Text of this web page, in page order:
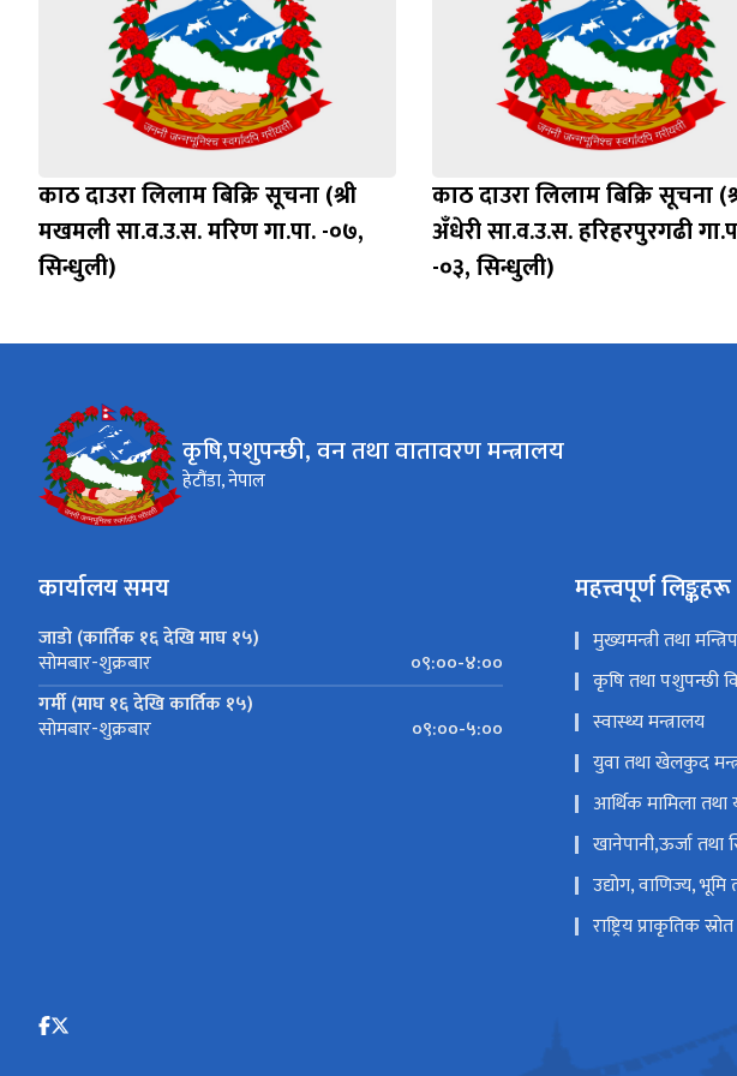
काठ दाउरा लिलाम बिक्रि सूचना (श्री
मखमली सा.व.उ.स. मरिण गा.पा. -०७,
सिन्धुली)
काठ दाउरा लिलाम बिक्रि सूचना
अँधेरी सा.व.उ.स. हरिहरपुरगढी
-०३, सिन्धुली)
कृषि,पशुपन्छी, वन तथा वातावरण मन्त्रालय
हेटौंडा, नेपाल
कार्यालय समय
जाडो (कार्तिक १६ देखि माघ १५)
सोमबार-शुक्रबार
०९:००-४:००
गर्मी (माघ १६ देखि कार्तिक १५)
सोमबार-शुक्रबार ०९:००-५:००
महत्त्वपूर्ण लिङ्कहरू
मुख्यमन्त्री तथा
कृषि तथा पशुपन्छी
स्वास्थ्य मन्त्रालय
युवा तथा खेलकुद
आर्थिक मामिला तथा
खानेपानी,ऊर्जा तथा
उद्योग, वाणिज्य, भूमि
राष्ट्रिय प्राकृतिक